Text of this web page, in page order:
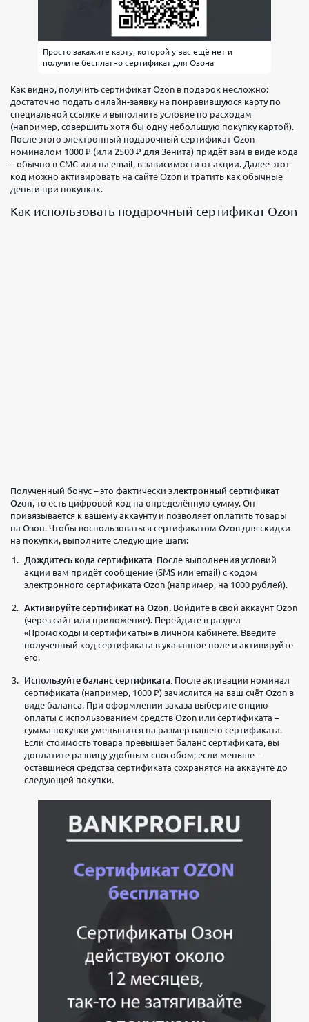
Просто закажите карту, которой у вас ещё нет и
получите бесплатно сертификат для Озона
Как видно, получить сертификат Ozon в подарок несложно:
достаточно подать онлайн-заявку на понравившуюся карту по
специальной ссылке и выполнить условие по расходам
(например, совершить хотя бы одну небольшую покупку картой).
После этого электронный подарочный сертификат Ozon
номиналом 1000 ₽ (или 2500 ₽ для Зенита) придёт вам в виде кода
– обычно в СМС или на email, в зависимости от акции. Далее этот
код можно активировать на сайте Ozon и тратить как обычные
деньги при покупках.
Как использовать подарочный сертификат Ozon
Полученный бонус – это фактически электронный сертификат
Ozon , то есть цифровой код на определённую сумму. Он
привязывается к вашему аккаунту и позволяет оплатить товары
на Озон. Чтобы воспользоваться сертификатом Ozon для скидки
на покупки, выполните следующие шаги:
Дождитесь кода сертификата. После выполнения условий
акции вам придёт сообщение (SMS или email) с кодом
электронного сертификата Ozon (например, на 1000 рублей).
Активируйте сертификат на Ozon. Войдите в свой аккаунт Ozon
(через сайт или приложение). Перейдите в раздел
«Промокоды и сертификаты» в личном кабинете. Введите
полученный код сертификата в указанное поле и активируйте
его.
Используйте баланс сертификата. После активации номинал
сертификата (например, 1000 ₽) зачислится на ваш счёт Ozon в
виде баланса. При оформлении заказа выберите опцию
оплаты с использованием средств Ozon или сертификата –
сумма покупки уменьшится на размер вашего сертификата.
Если стоимость товара превышает баланс сертификата, вы
доплатите разницу удобным способом; если меньше –
оставшиеся средства сертификата сохранятся на аккаунте до
следующей покупки.